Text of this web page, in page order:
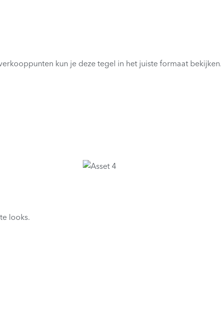
kun je deze tegel in het juiste formaat bekijken.
looks.